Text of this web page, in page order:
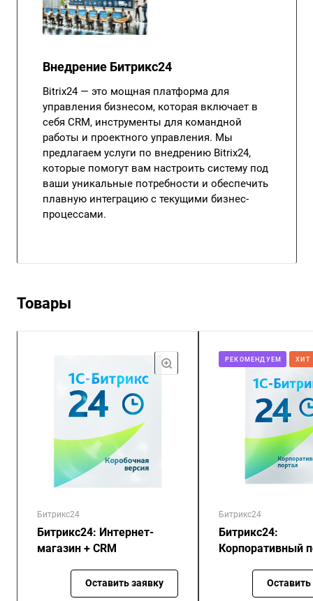
Внедрение Битрикс24
Bitrix24 — это мощная платформа для
управления бизнесом, которая включает в
себя CRM, инструменты для командной
работы и проектного управления. Мы
предлагаем услуги по внедрению Bitrix24,
которые помогут вам настроить систему под
ваши уникальные потребности и обеспечить
плавную интеграцию с текущими бизнес-
процессами.
Товары
Битрикс24
Битрикс24: Интернет-
магазин + CRM
Оставить заявку
РЕКОМЕНДУЕМ ХИТ
Битрикс24
Битрикс24:
Корпоративный
Оставить